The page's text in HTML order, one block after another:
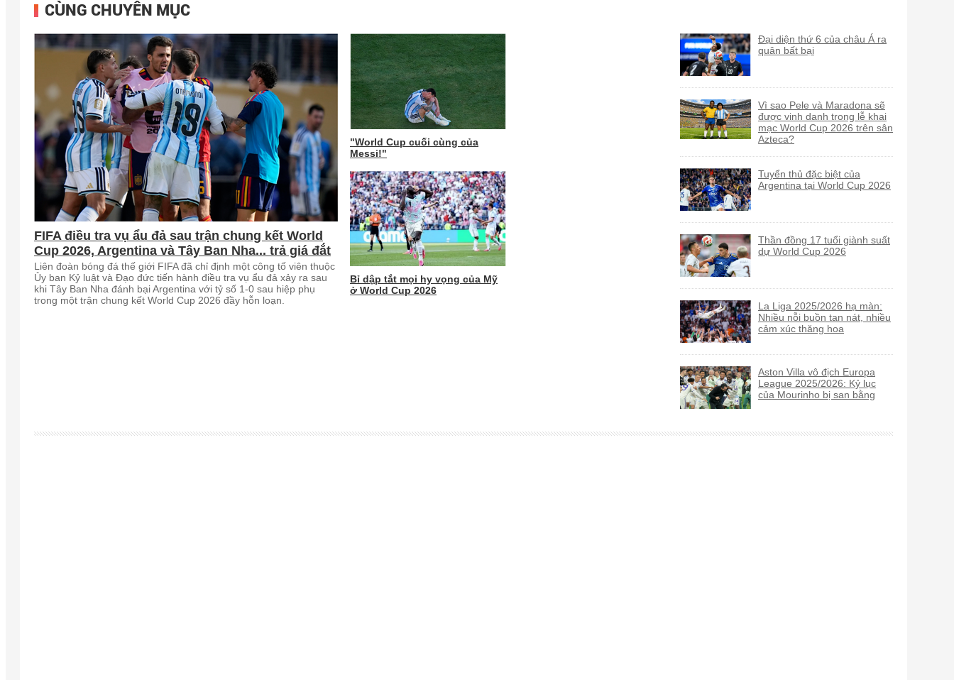
CÙNG CHUYÊN MỤC
FIFA điều tra vụ ẩu đả sau trận chung kết World
Cup 2026, Argentina và Tây Ban Nha... trả giá đắt
Liên đoàn bóng đá thế giới FIFA đã chỉ định một công tố viên thuộc
Ủy ban Kỷ luật và Đạo đức tiến hành điều tra vụ ẩu đả xảy ra sau
khi Tây Ban Nha đánh bại Argentina với tỷ số 1-0 sau hiệp phụ
trong một trận chung kết World Cup 2026 đầy hỗn loạn.
"World Cup cuối cùng của
Messi!"
Bỉ dập tắt mọi hy vọng của Mỹ
ở World Cup 2026
Đại diện thứ 6 của châu Á ra
quân bất bại
Vì sao Pele và Maradona sẽ
được vinh danh trong lễ khai
mạc World Cup 2026 trên sân
Azteca?
Tuyển thủ đặc biệt của
Argentina tại World Cup 2026
Thần đồng 17 tuổi giành suất
dự World Cup 2026
La Liga 2025/2026 hạ màn:
Nhiều nỗi buồn tan nát, nhiều
cảm xúc thăng hoa
Aston Villa vô địch Europa
League 2025/2026: Kỷ lục
của Mourinho bị san bằng